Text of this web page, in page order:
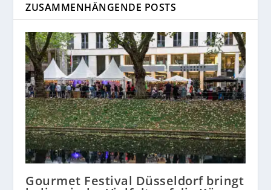
ZUSAMMENHÄNGENDE POSTS
Gourmet Festival Düsseldorf bringt